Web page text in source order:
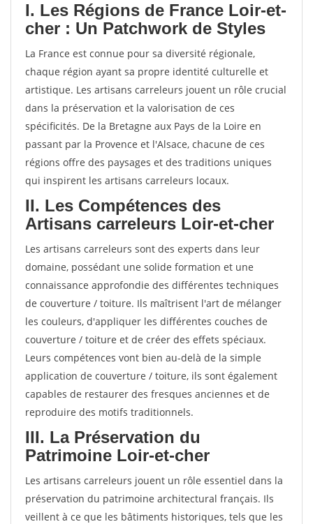
I. Les Régions de France Loir-et-
cher : Un Patchwork de Styles
La France est connue pour sa diversité régionale,
chaque région ayant sa propre identité culturelle et
artistique. Les artisans carreleurs jouent un rôle crucial
dans la préservation et la valorisation de ces
spécificités. De la Bretagne aux Pays de la Loire en
passant par la Provence et l'Alsace, chacune de ces
régions offre des paysages et des traditions uniques
qui inspirent les artisans carreleurs locaux.
II. Les Compétences des
Artisans carreleurs Loir-et-cher
Les artisans carreleurs sont des experts dans leur
domaine, possédant une solide formation et une
connaissance approfondie des différentes techniques
de couverture / toiture. Ils maîtrisent l'art de mélanger
les couleurs, d'appliquer les différentes couches de
couverture / toiture et de créer des effets spéciaux.
Leurs compétences vont bien au-delà de la simple
application de couverture / toiture, ils sont également
capables de restaurer des fresques anciennes et de
reproduire des motifs traditionnels.
III. La Préservation du
Patrimoine Loir-et-cher
Les artisans carreleurs jouent un rôle essentiel dans la
préservation du patrimoine architectural français. Ils
veillent à ce que les bâtiments historiques, tels que les